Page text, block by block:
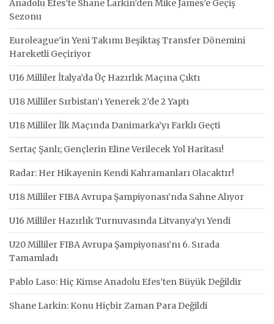
Anadolu Efes’te Shane Larkin’den Mike James’e Geçiş
Sezonu
Euroleague’in Yeni Takımı Beşiktaş Transfer Dönemini
Hareketli Geçiriyor
U16 Milliler İtalya’da Üç Hazırlık Maçına Çıktı
U18 Milliler Sırbistan’ı Yenerek 2’de 2 Yaptı
U18 Milliler İlk Maçında Danimarka’yı Farklı Geçti
Sertaç Şanlı; Gençlerin Eline Verilecek Yol Haritası!
Radar: Her Hikayenin Kendi Kahramanları Olacaktır!
U18 Milliler FIBA Avrupa Şampiyonası’nda Sahne Alıyor
U16 Milliler Hazırlık Turnuvasında Litvanya’yı Yendi
U20 Milliler FIBA Avrupa Şampiyonası’nı 6. Sırada
Tamamladı
Pablo Laso: Hiç Kimse Anadolu Efes’ten Büyük Değildir
Shane Larkin: Konu Hiçbir Zaman Para Değildi